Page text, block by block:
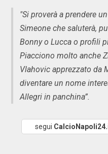
"Si proverà a prendere
Simeone che saluterà,
Bonny o Lucca o profili
Piacciono molto anche
Vlahovic apprezzato da
diventare un nome
Allegri in panchina”.
segui